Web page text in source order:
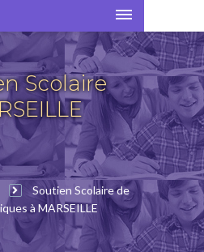
Scolaire
Soutien Scolaire de
à MARSEILLE